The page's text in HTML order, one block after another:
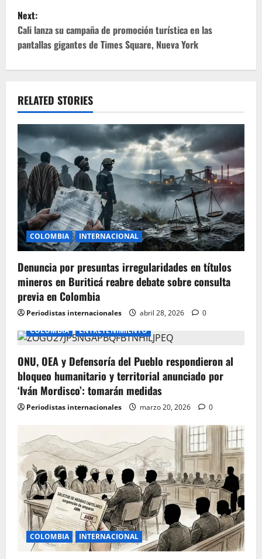
t
n
a
v
i
g
a
t
i
o
n
Next:
Cali lanza su campaña de promoción turística en las
pantallas gigantes de Times Square, Nueva York
RELATED STORIES
COLOMBIA INTERNACIONAL
Denuncia por presuntas irregularidades en títulos
mineros en Buriticá reabre debate sobre consulta
previa en Colombia
Periodistas internacionales abril 28, 2026
0
COLOMBIA
ENTRETENIMIENTO
ONU, OEA y Defensoría del Pueblo respondieron al
bloqueo humanitario y territorial anunciado por
‘Iván Mordisco’: tomarán medidas
Periodistas internacionales marzo 20, 2026 0
COLOMBIA INTERNACIONAL